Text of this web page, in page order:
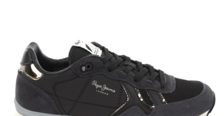
Carrinho
de
compras
Glispe